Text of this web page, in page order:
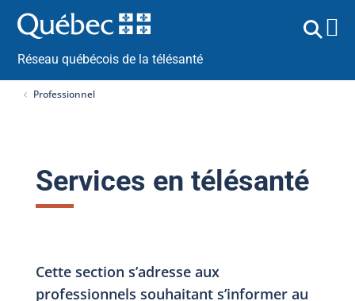
Réseau québécois de la télésanté
Professionnel
Services en télésanté
Cette section s’adresse aux
professionnels souhaitant s’informer au